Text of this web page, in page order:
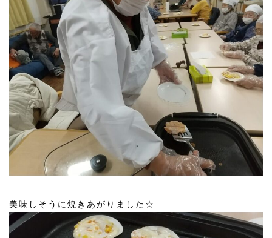
美味しそうに焼きあがりました☆